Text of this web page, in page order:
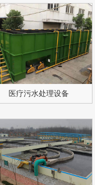
医疗污水处理设备